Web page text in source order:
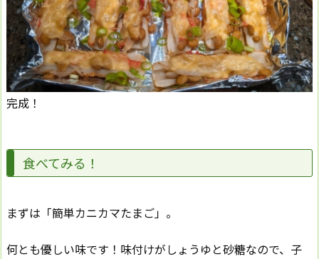
完成！
食べてみる！
まずは「簡単カニカマたまご」。
何とも優しい味です！味付けがしょうゆと砂糖なので、子